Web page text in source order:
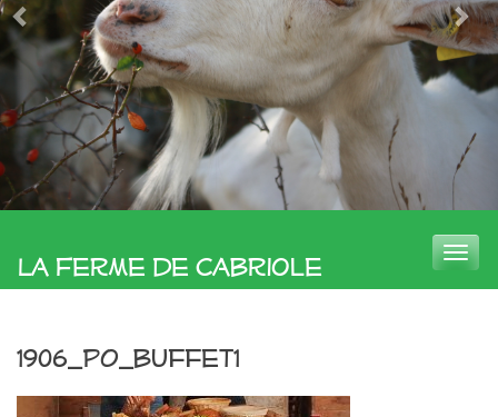
La Ferme de Cabriole
Toggle
1906_PO_buffet1